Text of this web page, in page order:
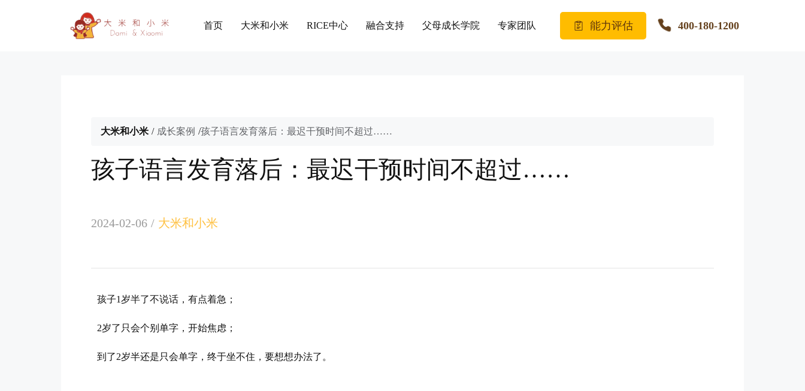
首页 大米和小米 RICE中心 融合支持 父母成长学院 专家团队 能力评估 400-180-1200
大米和小米 / 成长案例 /孩子语言发育落后：最迟干预时间不超过……
孩子语言发育落后：最迟干预时间不超过……
2024-02-06 / 大米和小米
孩子1岁半了不说话，有点着急；
2岁了只会个别单字，开始焦虑；
到了2岁半还是只会单字，终于坐不住，要想想办法了。